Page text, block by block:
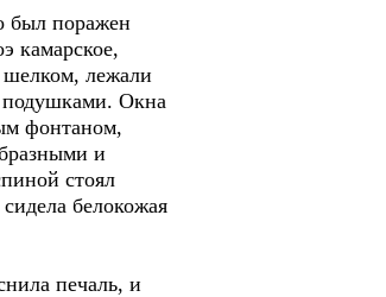
был поражен
камарское,
лежали
подушками. Окна
фонтаном,
и
стоял
белокожая
печаль, и